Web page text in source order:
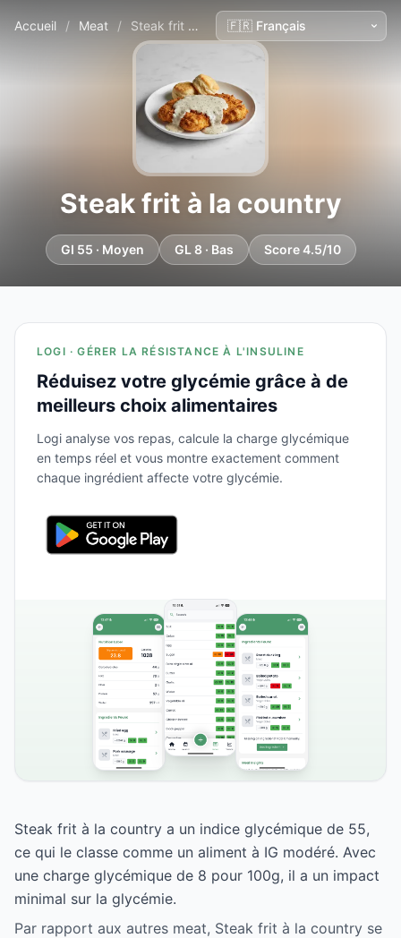
Accueil / Meat / Steak frit à la country
Steak frit à la country
GI 55 · Moyen GL 8 · Bas Score 4.5/10
LOGI · GÉRER LA RÉSISTANCE À L'INSULINE
Réduisez votre glycémie grâce à de
meilleurs choix alimentaires
Logi analyse vos repas, calcule la charge glycémique
en temps réel et vous montre exactement comment
chaque ingrédient affecte votre glycémie.
Steak frit à la country a un indice glycémique de 55,
ce qui le classe comme un aliment à IG modéré. Avec
une charge glycémique de 8 pour 100g, il a un impact
minimal sur la glycémie.
Par rapport aux autres meat, Steak frit à la country se